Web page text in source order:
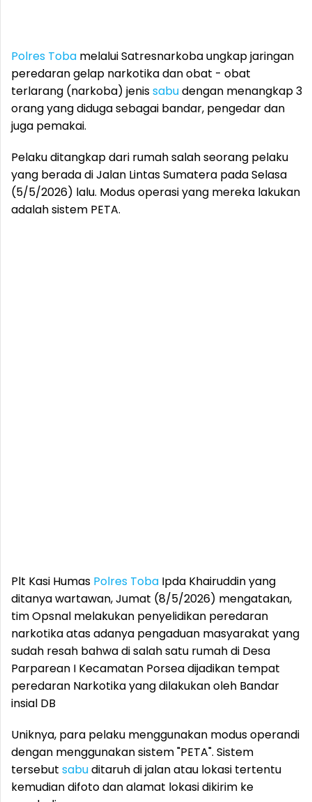
Polres Toba melalui Satresnarkoba ungkap jaringan
peredaran gelap narkotika dan obat - obat
terlarang (narkoba) jenissabudengan menangkap 3
orang yang diduga sebagai bandar, pengedar dan
juga pemakai.
Pelaku ditangkap dari rumah salah seorang pelaku
yang berada di Jalan Lintas Sumatera pada Selasa
(5/5/2026) lalu. Modus operasi yang mereka lakukan
adalah sistem PETA.
Plt Kasi Humas Polres Toba Ipda Khairuddin yang
ditanya wartawan, Jumat (8/5/2026) mengatakan,
tim Opsnal melakukan penyelidikan peredaran
narkotika atas adanya pengaduan masyarakat yang
sudah resah bahwa di salah satu rumah di Desa
Parparean I Kecamatan Porsea dijadikan tempat
peredaran Narkotika yang dilakukan oleh Bandar
insial DB
Uniknya, para pelaku menggunakan modus operandi
dengan menggunakan sistem "PETA". Sistem
tersebut sabuditaruh di jalan atau lokasi tertentu
kemudian difoto dan alamat lokasi dikirim ke